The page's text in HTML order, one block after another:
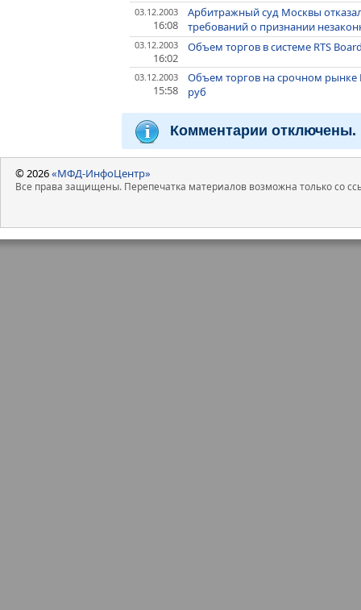
03.12.2003
16:08
Арбитражный суд Москвы
требований о признании
03.12.2003
16:02
Объем торгов в системе RTS
03.12.2003
15:58
Объем торгов на срочном рынке
руб
Комментарии отключены.
© 2026«МФД-ИнфоЦентр»
Все права защищены. Перепечатка материалов возможна только со